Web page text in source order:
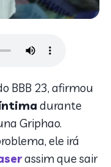
BBB 23, afirmou
durante
Griphao.
ele irá
assim que sair